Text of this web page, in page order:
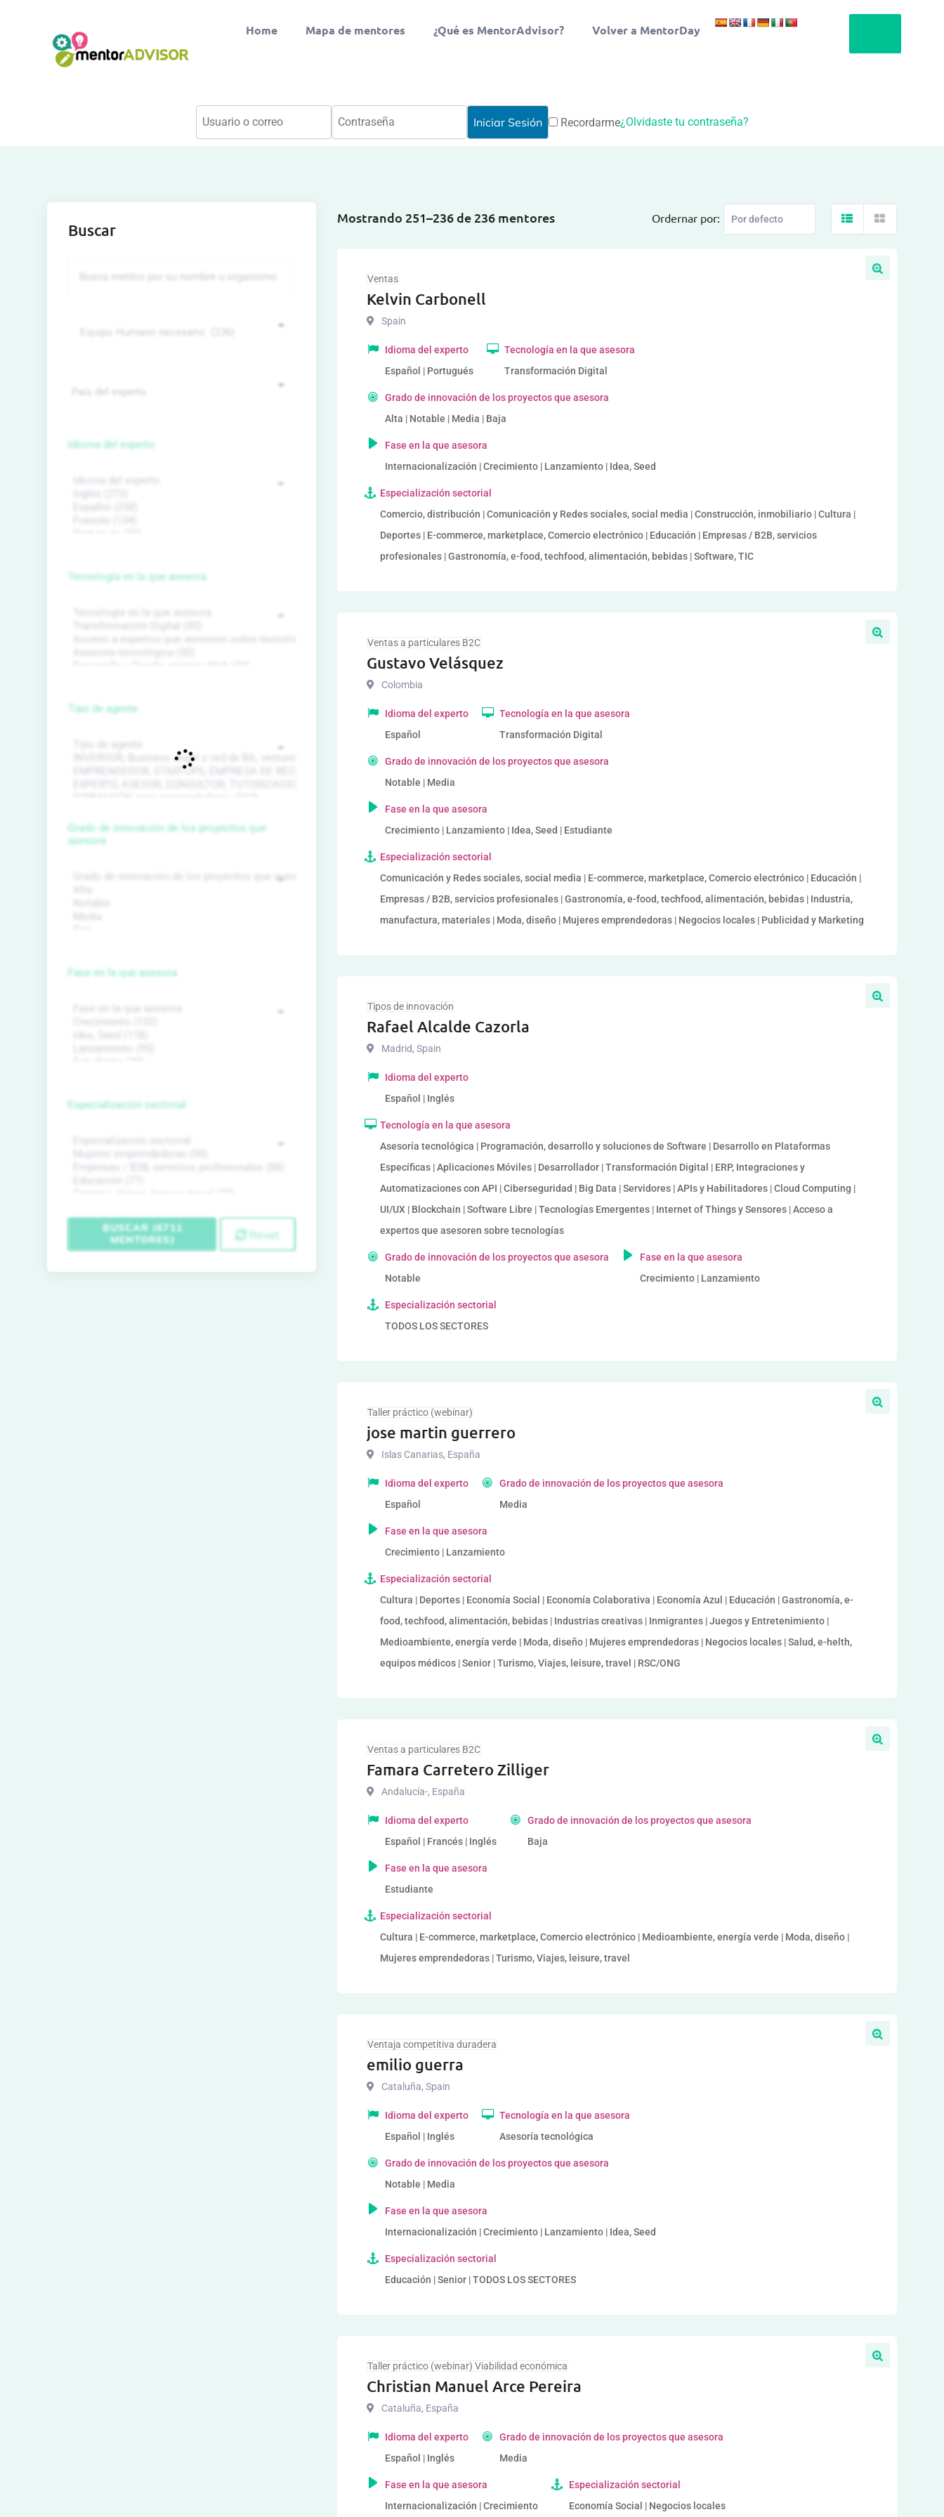
Home Mapa de mentores ¿Qué es MentorAdvisor? Volver a MentorDay
Recordarme¿Olvidaste tu contraseña?
Mostrando 251–236 de 236 mentores Ordernar por:
Ventas
Kelvin Carbonell
Spain
Idioma del experto
Español | Portugués
Tecnología en la que asesora
Transformación Digital
Grado de innovación de los proyectos que asesora
Alta | Notable | Media | Baja
Fase en la que asesora
Internacionalización | Crecimiento | Lanzamiento | Idea, Seed
Especialización sectorial
Comercio, distribución | Comunicación y Redes sociales, social media | Construcción, inmobiliario | Cultura |
Deportes | E-commerce, marketplace, Comercio electrónico | Educación | Empresas / B2B, servicios
profesionales | Gastronomía, e-food, techfood, alimentación, bebidas | Software, TIC
Ventas a particulares B2C
Gustavo Velásquez
Colombia
Idioma del experto
Español
Tecnología en la que asesora
Transformación Digital
Grado de innovación de los proyectos que asesora
Notable | Media
Fase en la que asesora
Crecimiento | Lanzamiento | Idea, Seed | Estudiante
Especialización sectorial
Comunicación y Redes sociales, social media | E-commerce, marketplace, Comercio electrónico | Educación |
Empresas / B2B, servicios profesionales | Gastronomía, e-food, techfood, alimentación, bebidas | Industria,
manufactura, materiales | Moda, diseño | Mujeres emprendedoras | Negocios locales | Publicidad y Marketing
Tipos de innovación
Rafael Alcalde Cazorla
Madrid, Spain
Idioma del experto
Español | Inglés
Tecnología en la que asesora
Asesoría tecnológica | Programación, desarrollo y soluciones de Software | Desarrollo en Plataformas
Específicas | Aplicaciones Móviles | Desarrollador | Transformación Digital | ERP, Integraciones y
Automatizaciones con API | Ciberseguridad | Big Data | Servidores | APIs y Habilitadores | Cloud Computing |
UI/UX | Blockchain | Software Libre | Tecnologías Emergentes | Internet of Things y Sensores | Acceso a
expertos que asesoren sobre tecnologías
Grado de innovación de los proyectos que asesora
Notable
Fase en la que asesora
Crecimiento | Lanzamiento
Especialización sectorial
TODOS LOS SECTORES
Taller práctico (webinar)
jose martin guerrero
Islas Canarias, España
Idioma del experto
Español
Grado de innovación de los proyectos que asesora
Media
Fase en la que asesora
Crecimiento | Lanzamiento
Especialización sectorial
Cultura | Deportes | Economía Social | Economía Colaborativa | Economía Azul | Educación | Gastronomía, e-
food, techfood, alimentación, bebidas | Industrias creativas | Inmigrantes | Juegos y Entretenimiento |
Medioambiente, energía verde | Moda, diseño | Mujeres emprendedoras | Negocios locales | Salud, e-helth,
equipos médicos | Senior | Turismo, Viajes, leisure, travel | RSC/ONG
Ventas a particulares B2C
Famara Carretero Zilliger
Andalucía-, España
Idioma del experto
Español | Francés | Inglés
Grado de innovación de los proyectos que asesora
Baja
Fase en la que asesora
Estudiante
Especialización sectorial
Cultura | E-commerce, marketplace, Comercio electrónico | Medioambiente, energía verde | Moda, diseño |
Mujeres emprendedoras | Turismo, Viajes, leisure, travel
Ventaja competitiva duradera
emilio guerra
Cataluña, Spain
Idioma del experto
Español | Inglés
Tecnología en la que asesora
Asesoría tecnológica
Grado de innovación de los proyectos que asesora
Notable | Media
Fase en la que asesora
Internacionalización | Crecimiento | Lanzamiento | Idea, Seed
Especialización sectorial
Educación | Senior | TODOS LOS SECTORES
Taller práctico (webinar) Viabilidad económica
Christian Manuel Arce Pereira
Cataluña, España
Idioma del experto
Español | Inglés
Grado de innovación de los proyectos que asesora
Media
Fase en la que asesora
Internacionalización | Crecimiento
Especialización sectorial
Economía Social | Negocios locales
Buscar
Idioma del experto
Tecnología en la que asesora
Tipo de agente
Grado de innovación de los proyectos que
asesora
Fase en la que asesora
Especialización sectorial
BUSCAR (6711
MENTORES)
Reset